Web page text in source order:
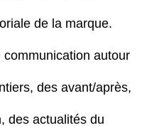
de la marque.
autour
des avant/après,
des actualités du